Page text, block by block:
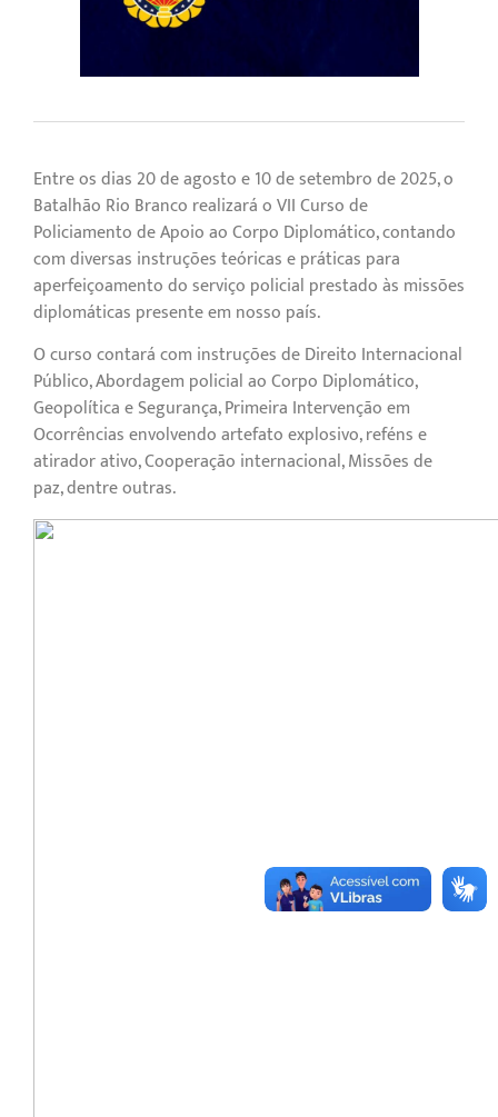
Entre os dias 20 de agosto e 10 de setembro de 2025, o
Batalhão Rio Branco realizará o VII Curso de
Policiamento de Apoio ao Corpo Diplomático, contando
com diversas instruções teóricas e práticas para
aperfeiçoamento do serviço policial prestado às missões
diplomáticas presente em nosso país.
O curso contará com instruções de Direito Internacional
Público, Abordagem policial ao Corpo Diplomático,
Geopolítica e Segurança, Primeira Intervenção em
Ocorrências envolvendo artefato explosivo, reféns e
atirador ativo, Cooperação internacional, Missões de
paz, dentre outras.